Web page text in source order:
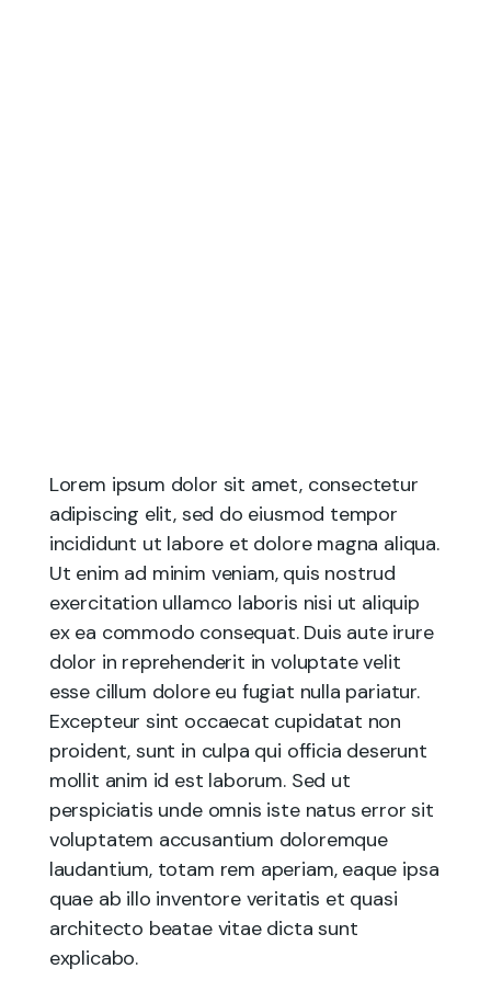
Lorem ipsum dolor sit amet, consectetur
adipiscing elit, sed do eiusmod tempor
incididunt ut labore et dolore magna aliqua.
Ut enim ad minim veniam, quis nostrud
exercitation ullamco laboris nisi ut aliquip
ex ea commodo consequat. Duis aute irure
dolor in reprehenderit in voluptate velit
esse cillum dolore eu fugiat nulla pariatur.
Excepteur sint occaecat cupidatat non
proident, sunt in culpa qui officia deserunt
mollit anim id est laborum. Sed ut
perspiciatis unde omnis iste natus error sit
voluptatem accusantium doloremque
laudantium, totam rem aperiam, eaque ipsa
quae ab illo inventore veritatis et quasi
architecto beatae vitae dicta sunt
explicabo.